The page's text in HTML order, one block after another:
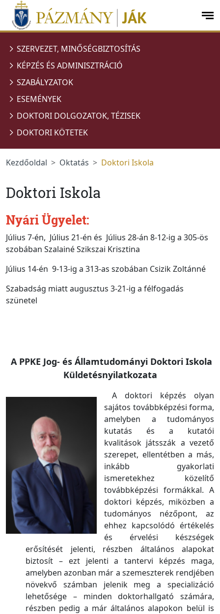
Ugrás a menüre
Ugrás a tartalomra
SZERVEZET, MINŐSÉGBIZTOSÍTÁS
KÉPZÉS ÉS ADMINISZTRÁCIÓ
SZABÁLYZATOK
ESEMÉNYEK
DOKTORI DOLGOZATOK, TÉZISEK
DOKTORI KÖTETEK
Kezdőoldal Oktatás Doktori Iskola
Doktori Iskola
Nyári Ügyelet:
Július 7-én, Július 21-én és Július 28-án 8-12-ig a 305-ös
szobában Szalainé Szikszai Krisztina
Július 14-én 9-13-ig a 313-as szobában Csizik Zoltánné
Szabadság miatt augusztus 3-21-ig a félfogadás
szünetel
A PPKE Jog- és Államtudományi Doktori Iskola
Küldetésnyilatkozata
A doktori képzés olyan
sajátos továbbképzési forma,
amelyben a tudományos
kutatás és a kutatói
kvalitások játsszák a vezető
szerepet, ellentétben a más,
inkább gyakorlati
ismeretekhez közelítő
továbbképzési formákkal. A
doktori képzés, miközben a
tudományos nézőpont, az
ehhez kapcsolódó értékelés
és érvelési készségek
erősítését jelenti, részben általános alapokat
biztosít – ezt jelenti a tantervi képzés maga,
amelyben azonban már a szemeszterek rendjében
növekvő számban jelenik meg a specializáció
lehetősége – minden doktorhallgató számára,
részben pedig a már általános alapokon belül is